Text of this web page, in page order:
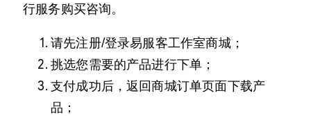
行服务购买咨询。
请先注册/登录易服客工作室商城；
挑选您需要的产品进行下单；
支付成功后，返回商城订单页面下载产
品；